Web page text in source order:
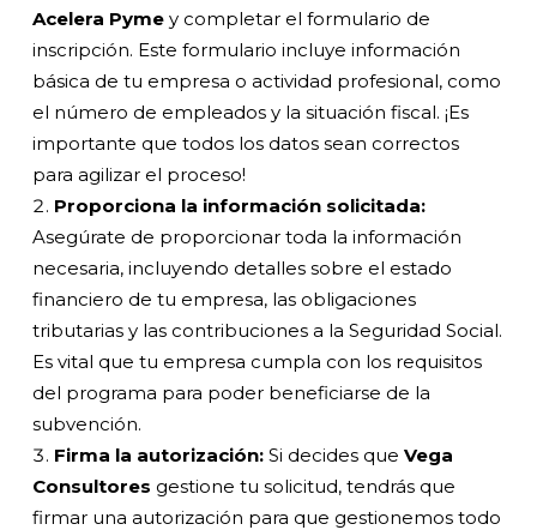
Acelera Pyme y completar el formulario de
inscripción. Este formulario incluye información
básica de tu empresa o actividad profesional, como
el número de empleados y la situación fiscal. ¡Es
importante que todos los datos sean correctos
para agilizar el proceso!
Proporciona la información solicitada:
Asegúrate de proporcionar toda la información
necesaria, incluyendo detalles sobre el estado
financiero de tu empresa, las obligaciones
tributarias y las contribuciones a la Seguridad Social.
Es vital que tu empresa cumpla con los requisitos
del programa para poder beneficiarse de la
subvención.
Firma la autorización:Si decides queVega
Consultores gestione tu solicitud, tendrás que
firmar una autorización para que gestionemos todo